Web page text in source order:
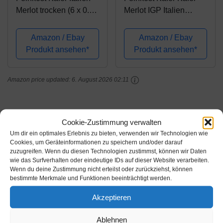
Cookie-Zustimmung verwalten
Um dir ein optimales Erlebnis zu bieten, verwenden wir Technologien wie
Cookies, um Geräteinformationen zu speichern und/oder darauf
zuzugreifen. Wenn du diesen Technologien zustimmst, können wir Daten
wie das Surfverhalten oder eindeutige IDs auf dieser Website verarbeiten.
Wenn du deine Zustimmung nicht erteilst oder zurückziehst, können
bestimmte Merkmale und Funktionen beeinträchtigt werden.
Akzeptieren
Ablehnen
Merlot trocken (6 x 0.75
Amazon / Ebay
Produkt ansehen*
Merlot IGP Italien
Amazon / Ebay
Produkt ansehen*
Amazon price updated: 6. August 2026 02:11
Kategorie: Meine Weine
Schlagwörter: Amazon,käfer,merlot,pinotage,shiraz
Ähnliche Produkte